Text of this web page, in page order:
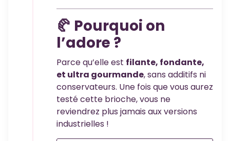
🥐 Pourquoi on
l’adore ?
Parce qu’elle est filante, fondante,
et ultra gourmande, sans additifs ni
conservateurs. Une fois que vous aurez
testé cette brioche, vous ne
reviendrez plus jamais aux versions
industrielles !